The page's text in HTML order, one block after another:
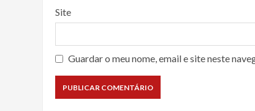
Site
Guardar o meu nome, email e site neste